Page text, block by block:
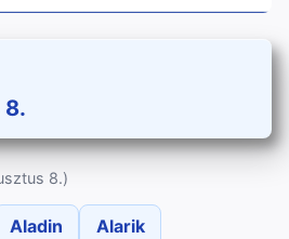
8.
8.)
Aladin Alarik